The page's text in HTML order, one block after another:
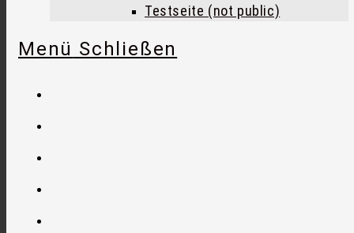
Testseite (not public)
Menü Schließen